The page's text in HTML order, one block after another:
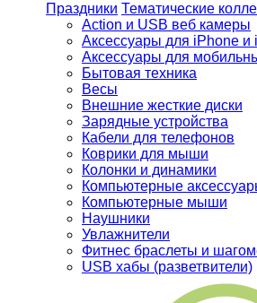
Праздники Тематические
Action и USB веб камеры
Аксессуары для iPhone и
Аксессуары для
Бытовая техника
Весы
Внешние жесткие диски
Зарядные устройства
Кабели для телефонов
Коврики для мыши
Колонки и динамики
Компьютерные
Компьютерные мыши
Наушники
Увлажнители
Фитнес браслеты и
USB хабы (разветвители)